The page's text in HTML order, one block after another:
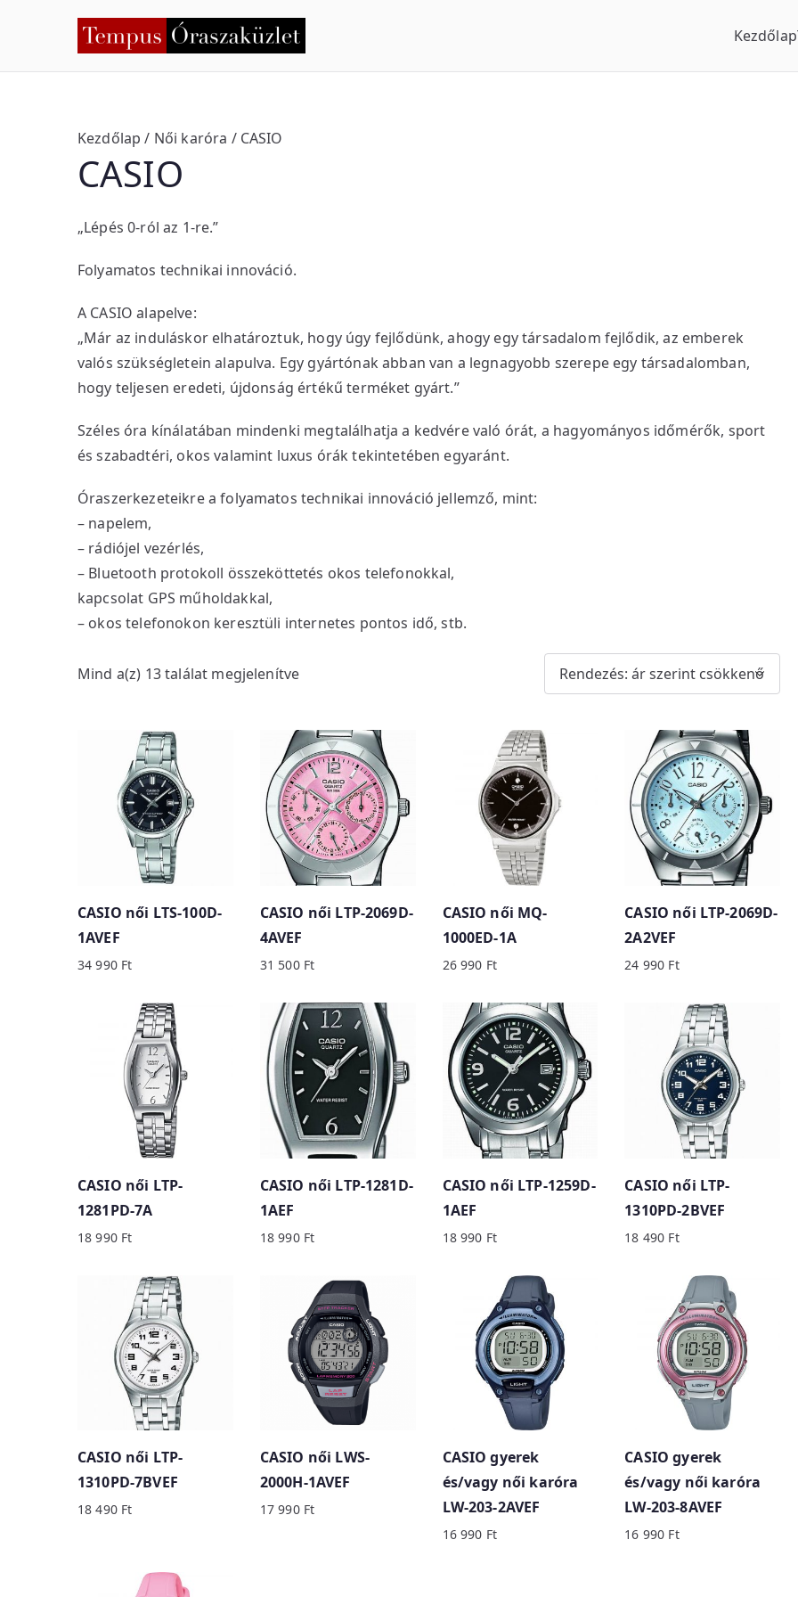
Tempus Óraszaküzlet Kezdőlap
Kezdőlap / Női karóra / CASIO
CASIO
„Lépés 0-ról az 1-re.”
Folyamatos technikai innováció.
A CASIO alapelve:
„Már az induláskor elhatároztuk, hogy úgy fejlődünk, ahogy egy társadalom fejlődik, az emberek
valós szükségletein alapulva. Egy gyártónak abban van a legnagyobb szerepe egy társadalomban,
hogy teljesen eredeti, újdonság értékű terméket gyárt.”
Széles óra kínálatában mindenki megtalálhatja a kedvére való órát, a hagyományos időmérők, sport
és szabadtéri, okos valamint luxus órák tekintetében egyaránt.
Óraszerkezeteikre a folyamatos technikai innováció jellemző, mint:
– napelem,
– rádiójel vezérlés,
– Bluetooth protokoll összeköttetés okos telefonokkal,
kapcsolat GPS műholdakkal,
– okos telefonokon keresztüli internetes pontos idő, stb.
Mind a(z) 13 találat megjelenítveS
t
e
d
b
y
p
i
e
h
i
g
h
t
o
o
CASIO női LTS-100D-
1AVEF
34 990 Ft
CASIO női LTP-2069D-
4AVEF
31 500 Ft
CASIO női MQ-
1000ED-1A
26 990 Ft
CASIO női LTP-2069D-
2A2VEF
24 990 Ft
CASIO női LTP-
1281PD-7A
18 990 Ft
CASIO női LTP-1281D-
1AEF
18 990 Ft
CASIO női LTP-1259D-
1AEF
18 990 Ft
CASIO női LTP-
1310PD-2BVEF
18 490 Ft
CASIO női LTP-
1310PD-7BVEF
18 490 Ft
CASIO női LWS-
2000H-1AVEF
17 990 Ft
CASIO gyerek
és/vagy női karóra
LW-203-2AVEF
16 990 Ft
CASIO gyerek
és/vagy női karóra
LW-203-8AVEF
16 990 Ft